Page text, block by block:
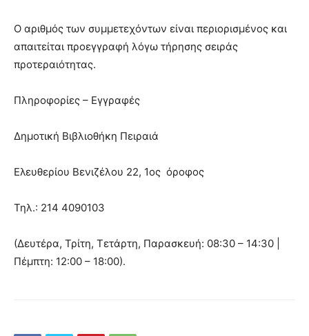
Ο αριθμός των συμμετεχόντων είναι περιορισμένος και
απαιτείται προεγγραφή λόγω τήρησης σειράς
προτεραιότητας.
Πληροφορίες – Εγγραφές
Δημοτική Βιβλιοθήκη Πειραιά
Ελευθερίου Βενιζέλου 22, 1ος όροφος
Τηλ.: 214 4090103
(Δευτέρα, Τρίτη, Τετάρτη, Παρασκευή: 08:30 – 14:30 |
Πέμπτη: 12:00 – 18:00).